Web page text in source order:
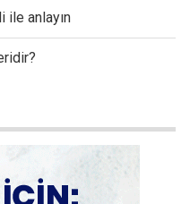
anlayın